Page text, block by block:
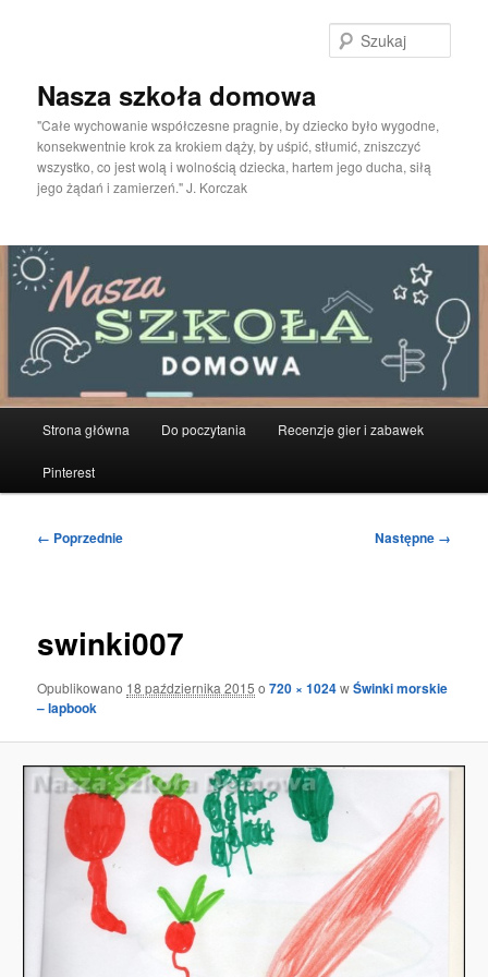
Nasza szkoła domowa
"Całe wychowanie współczesne pragnie, by dziecko było wygodne,
konsekwentnie krok za krokiem dąży, by uśpić, stłumić, zniszczyć
wszystko, co jest wolą i wolnością dziecka, hartem jego ducha, siłą
jego żądań i zamierzeń." J. Korczak
Strona główna Do poczytania Recenzje gier i zabawek
Pinterest
Nawigacja
← Poprzednie Następne →
swinki007
Opublikowano 18 października 2015 o720 × 1024wŚwinki morskie
– lapbook